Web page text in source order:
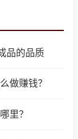
品的品质
做赚钱？
里？